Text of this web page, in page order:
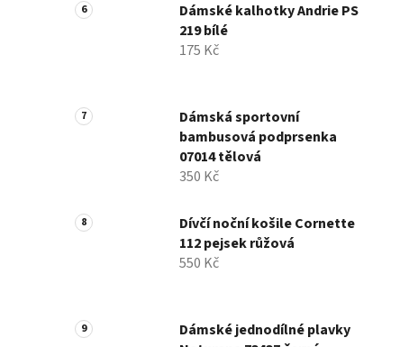
Dámské kalhotky Andrie PS
219 bílé
175 Kč
Dámská sportovní
bambusová podprsenka
07014 tělová
350 Kč
Dívčí noční košile Cornette
112 pejsek růžová
550 Kč
Dámské jednodílné plavky